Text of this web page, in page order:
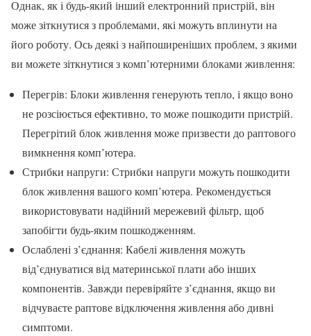
Однак, як і будь-який інший електронний пристрій, він
може зіткнутися з проблемами, які можуть вплинути на
його роботу. Ось деякі з найпоширеніших проблем, з якими
ви можете зіткнутися з комп’ютерними блоками живлення:
Перегрів: Блоки живлення генерують тепло, і якщо воно
не розсіюється ефективно, то може пошкодити пристрій.
Перегрітий блок живлення може призвести до раптового
вимкнення комп’ютера.
Стрибки напруги: Стрибки напруги можуть пошкодити
блок живлення вашого комп’ютера. Рекомендується
використовувати надійний мережевий фільтр, щоб
запобігти будь-яким пошкодженням.
Ослаблені з’єднання: Кабелі живлення можуть
від’єднуватися від материнської плати або інших
компонентів. Завжди перевіряйте з’єднання, якщо ви
відчуваєте раптове відключення живлення або дивні
симптоми.